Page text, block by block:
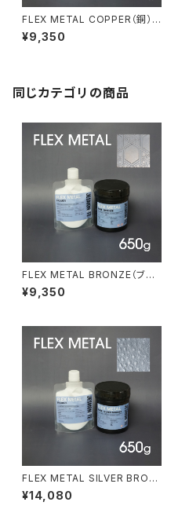
FLEX METAL COPPER（銅）6
50gセット
¥9,350
同じカテゴリの商品
FLEX METAL BRONZE（ブロ
ンズ）650gセット
¥9,350
FLEX METAL SILVER BRON
ZE（シルバーブロンズ）650gセ
ット
¥14,080